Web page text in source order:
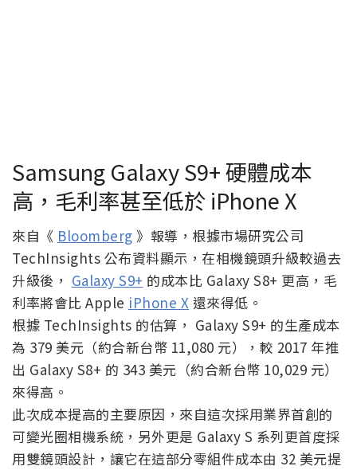
Samsung Galaxy S9+ 硬體成本
高，毛利率甚至低於 iPhone X
來自《 Bloomberg 》報導，根據市場研究公司
TechInsights 公布資料顯示，在相機鏡頭升級較過去
升級後， Galaxy S9+ 的成本比 Galaxy S8+ 更高，毛
利率將會比 Apple iPhone X 還來得低。
根據 TechInsights 的估算， Galaxy S9+ 的生產成本
為 379 美元（約合新台幣 11,080 元），較 2017 年推
出 Galaxy S8+ 的 343 美元（約合新台幣 10,029 元）
來得高。
此次成本提高的主要原因，來自這次採用業界首創的
可變光圈相機系統，另外更是 Galaxy S 系列更首度採
用雙鏡頭設計，讓它在這部分零組件成本由 32 美元提